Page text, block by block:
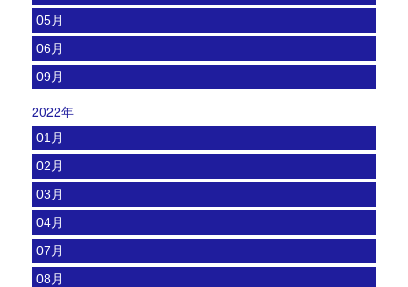
05月
06月
09月
2022年
01月
02月
03月
04月
07月
08月